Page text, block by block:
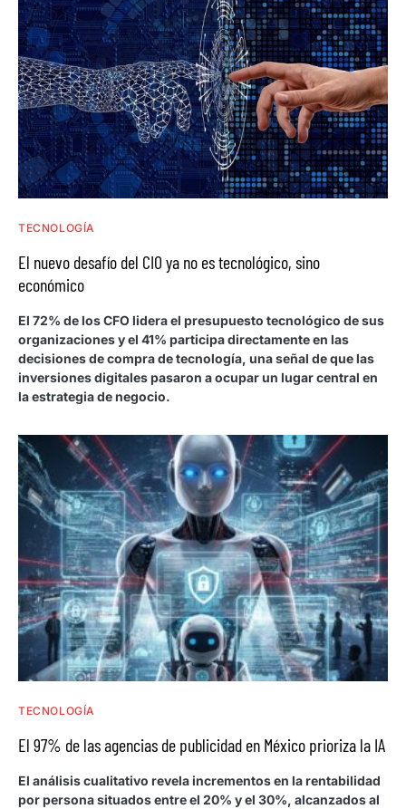
TECNOLOGÍA
El nuevo desafío del CIO ya no es tecnológico, sino
económico
El 72% de los CFO lidera el presupuesto tecnológico de sus
organizaciones y el 41% participa directamente en las
decisiones de compra de tecnología, una señal de que las
inversiones digitales pasaron a ocupar un lugar central en
la estrategia de negocio.
TECNOLOGÍA
El 97% de las agencias de publicidad en México prioriza la IA
El análisis cualitativo revela incrementos en la rentabilidad
por persona situados entre el 20% y el 30%, alcanzados al